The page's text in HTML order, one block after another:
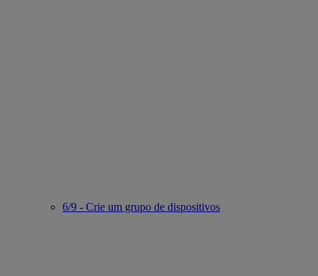
6/9 - Crie um grupo de dispositivos